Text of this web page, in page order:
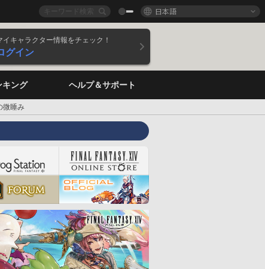
日本語
イキャラクター情報をチェック！
グイン
キング ヘルプ＆サポート
微睡み